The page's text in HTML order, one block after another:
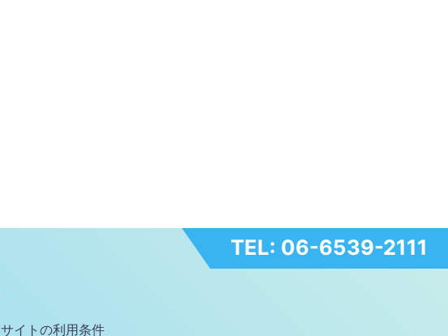
TEL: 06-6539-2111
サイトの利用条件